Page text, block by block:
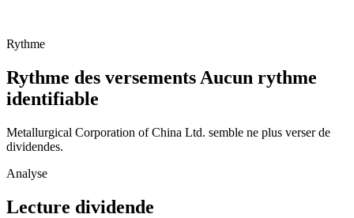
Rythme
Rythme des versements Aucun rythme
identifiable
Metallurgical Corporation of China Ltd. semble ne plus verser de
dividendes.
Analyse
Lecture dividende